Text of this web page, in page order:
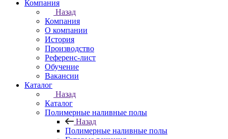
Компания
Назад
Компания
О компании
История
Производство
Референс-лист
Обучение
Вакансии
Каталог
Назад
Каталог
Полимерные наливные полы
Назад
Полимерные наливные полы